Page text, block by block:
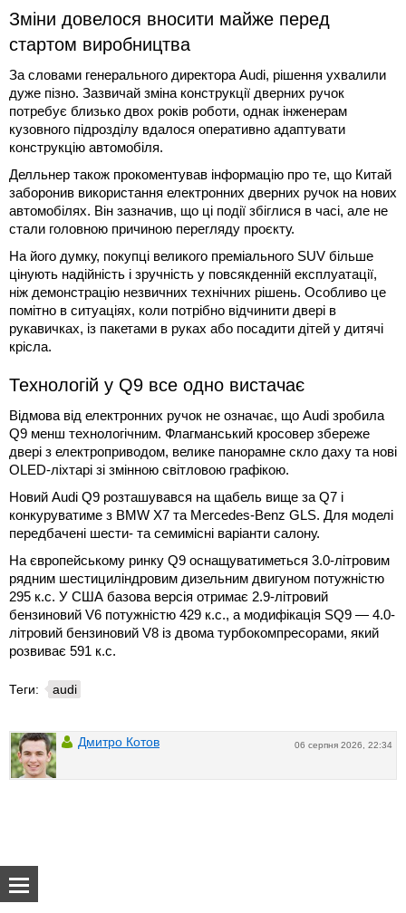
Зміни довелося вносити майже перед
стартом виробництва
За словами генерального директора Audi, рішення ухвалили
дуже пізно. Зазвичай зміна конструкції дверних ручок
потребує близько двох років роботи, однак інженерам
кузовного підрозділу вдалося оперативно адаптувати
конструкцію автомобіля.
Делльнер також прокоментував інформацію про те, що Китай
заборонив використання електронних дверних ручок на нових
автомобілях. Він зазначив, що ці події збіглися в часі, але не
стали головною причиною перегляду проєкту.
На його думку, покупці великого преміального SUV більше
цінують надійність і зручність у повсякденній експлуатації,
ніж демонстрацію незвичних технічних рішень. Особливо це
помітно в ситуаціях, коли потрібно відчинити двері в
рукавичках, із пакетами в руках або посадити дітей у дитячі
крісла.
Технологій у Q9 все одно вистачає
Відмова від електронних ручок не означає, що Audi зробила
Q9 менш технологічним. Флагманський кросовер збереже
двері з електроприводом, велике панорамне скло даху та нові
OLED-ліхтарі зі змінною світловою графікою.
Новий Audi Q9 розташувався на щабель вище за Q7 і
конкуруватиме з BMW X7 та Mercedes-Benz GLS. Для моделі
передбачені шести- та семимісні варіанти салону.
На європейському ринку Q9 оснащуватиметься 3.0-літровим
рядним шестициліндровим дизельним двигуном потужністю
295 к.с. У США базова версія отримає 2.9-літровий
бензиновий V6 потужністю 429 к.с., а модифікація SQ9 — 4.0-
літровий бензиновий V8 із двома турбокомпресорами, який
розвиває 591 к.с.
Теги: audi
06 серпня 2026, 22:34
Дмитро Котов